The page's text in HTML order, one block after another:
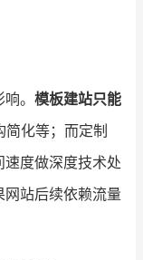
。 模板建站只能
化等；而定制
度做深度技术处
网站后续依赖流量